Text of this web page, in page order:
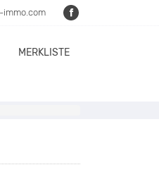
MERKLISTE